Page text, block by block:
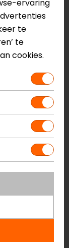
elk type
witte liner
montage
product?
langs in één
den IJssel,
kun je
onze
advies.
.
ervaring
te
te
cookies.